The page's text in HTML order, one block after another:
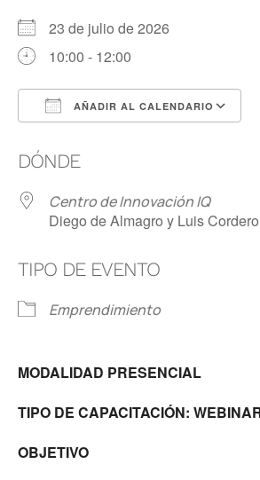
23 de julio de 2026
10:00 - 12:00
AÑADIR AL CALENDARIO
DÓNDE
Centro de Innovación IQ
Diego de Almagro y Luis
TIPO DE EVENTO
Emprendimiento
MODALIDAD PRESENCIAL
TIPO DE CAPACITACIÓN:
OBJETIVO